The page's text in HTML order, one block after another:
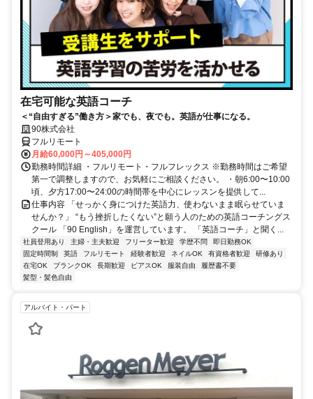
在宅可能な英語コーチ
＜“自由すぎる”働き方＞家でも、夜でも。英語が仕事になる。
90株式会社
フルリモート
月給60,000円～405,000円
勤務時間詳細 ・フルリモート・フルフレックス ※勤務時間はご希望
第一で調整しますので、お気軽にご相談ください。 ・朝6:00〜10:00
頃、夕方17:00〜24:00の時間帯を中心にレッスンを提供して...
仕事内容 「せっかく身につけた英語力、使わないまま眠らせていま
せんか？」 “もう挫折したくない”と願う人のための英語コーチングス
クール 「90 English」を運営しています。 「英語コーチ」と聞く...
社員登用あり 主婦・主夫歓迎 フリーター歓迎 学歴不問
即日勤務OK
固定時間制
英語 フルリモート 経験者歓迎 ネイルOK 有資格者歓迎
研修あり
在宅OK
ブランクOK 長期歓迎 ピアスOK 服装自由
履歴書不要
髪型・髪色自由
アルバイト・パート